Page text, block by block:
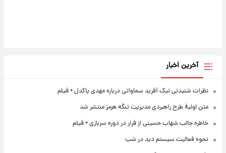
آخرین اخبار
نظرات شنیدنی نیک آفرید سماواتی درباره مهدی پاکدل + فیلم
متن اولیۀ طرح راهبردی مدیریت تنگه هرمز منتشر شد
خاطره جالب شهاب حسینی از فرار در دوره سربازی + فیلم
نحوه فعالیت سیستم دید در شب